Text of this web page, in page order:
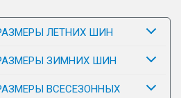
ЛЕТНИХ ШИН
ЗИМНИХ ШИН
ВСЕСЕЗОННЫХ